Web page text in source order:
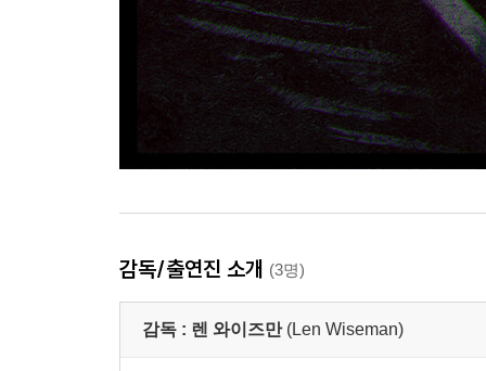
감독/출연진 소개 (3명)
감독 : 렌 와이즈만 (Len Wiseman)